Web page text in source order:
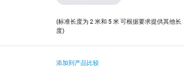
(标准长度为 2 米和 5 米 可根据要求提供其他长
度)
添加到产品比较